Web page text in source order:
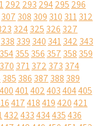
292 293 294295 296
307 308 309 310 311312
324325 326 327
338 339 340 341342 343
354355 356 357 358 359
370 371372 373 374
385 386 387 388 389
400401402403404405
417418419420421
432433434435436